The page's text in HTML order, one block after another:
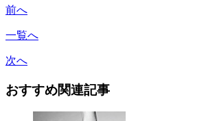
前へ
一覧へ
次へ
おすすめ関連記事